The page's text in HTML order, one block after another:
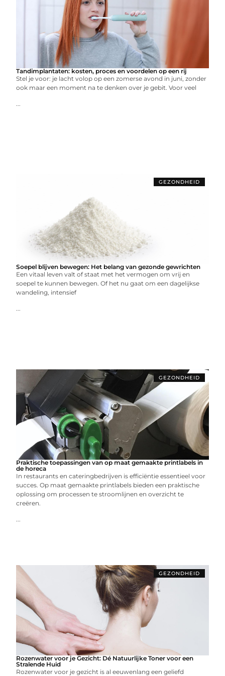
Tandimplantaten: kosten, proces en voordelen op een rij
Stel je voor: je lacht volop op een zomerse avond in juni, zonder
ook maar een moment na te denken over je gebit. Voor veel
...
GEZONDHEID
Soepel blijven bewegen: Het belang van gezonde gewrichten
Een vitaal leven valt of staat met het vermogen om vrij en
soepel te kunnen bewegen. Of het nu gaat om een dagelijkse
wandeling, intensief
...
GEZONDHEID
Praktische toepassingen van op maat gemaakte printlabels in
de horeca
In restaurants en cateringbedrijven is efficiëntie essentieel voor
succes. Op maat gemaakte printlabels bieden een praktische
oplossing om processen te stroomlijnen en overzicht te
creëren.
...
GEZONDHEID
Rozenwater voor je Gezicht: Dé Natuurlijke Toner voor een
Stralende Huid
Rozenwater voor je gezicht is al eeuwenlang een geliefd